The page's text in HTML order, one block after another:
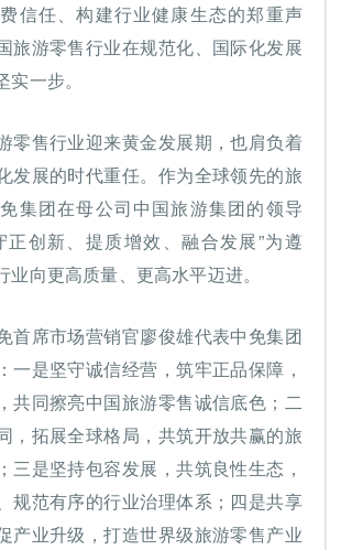
信任、构建行业健康生态的郑重声
旅游零售行业在规范化、国际化发展
一步。
零售行业迎来黄金发展期，也肩负着
发展的时代重任。作为全球领先的旅
集团在母公司中国旅游集团的领导
正创新、提质增效、融合发展”为遵
业向更高质量、更高水平迈进。
首席市场营销官廖俊雄代表中免集团
一是坚守诚信经营，筑牢正品保障，
共同擦亮中国旅游零售诚信底色；二
，拓展全球格局，共筑开放共赢的旅
三是坚持包容发展，共筑良性生态，
规范有序的行业治理体系；四是共享
产业升级，打造世界级旅游零售产业